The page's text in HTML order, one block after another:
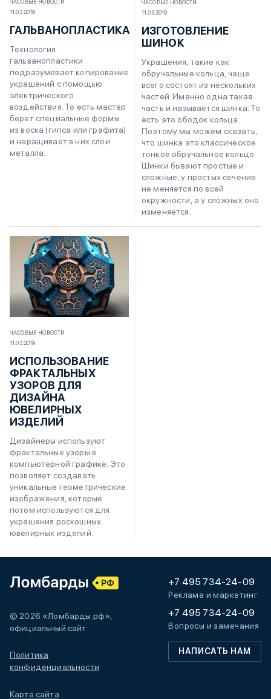
ЧАСОВЫЕ НОВОСТИ
11.03.2019
ГАЛЬВАНОПЛАСТИКА
Технология
гальванопластики
подразумевает копирование
украшений с помощью
электрического
воздействия. То есть мастер
берет специальные формы
из воска (гипса или графита)
и наращивает в них слои
металла.
ЧАСОВЫЕ НОВОСТИ
11.03.2019
ИЗГОТОВЛЕНИЕ
ШИНОК
Украшения, такие как
обручальные кольца, чаще
всего состоят из нескольких
частей. Именно одна такая
часть и называется шинка. То
есть это ободок кольца.
Поэтому мы можем сказать,
что шинка это классическое
тонкое обручальное кольцо.
Шинки бывают простые и
сложные, у простых сечение
не меняется по всей
окружности, а у сложных оно
изменяется.
ЧАСОВЫЕ НОВОСТИ
11.03.2019
ИСПОЛЬЗОВАНИЕ
ФРАКТАЛЬНЫХ
УЗОРОВ ДЛЯ
ДИЗАЙНА
ЮВЕЛИРНЫХ
ИЗДЕЛИЙ
Дизайнеры используют
фрактальные узоры в
компьютерной графике. Это
позволяет создавать
уникальные геометрические
изображения, которые
потом используются для
украшения роскошных
ювелирных изделий.
© 2026 «Ломбарды.рф»,
официальный сайт
Политика
конфиденциальности
Карта сайта
+7 495 734-24-09
Реклама и маркетинг
+7 495 734-24-09
Вопросы и замечания
НАПИСАТЬ НАМ